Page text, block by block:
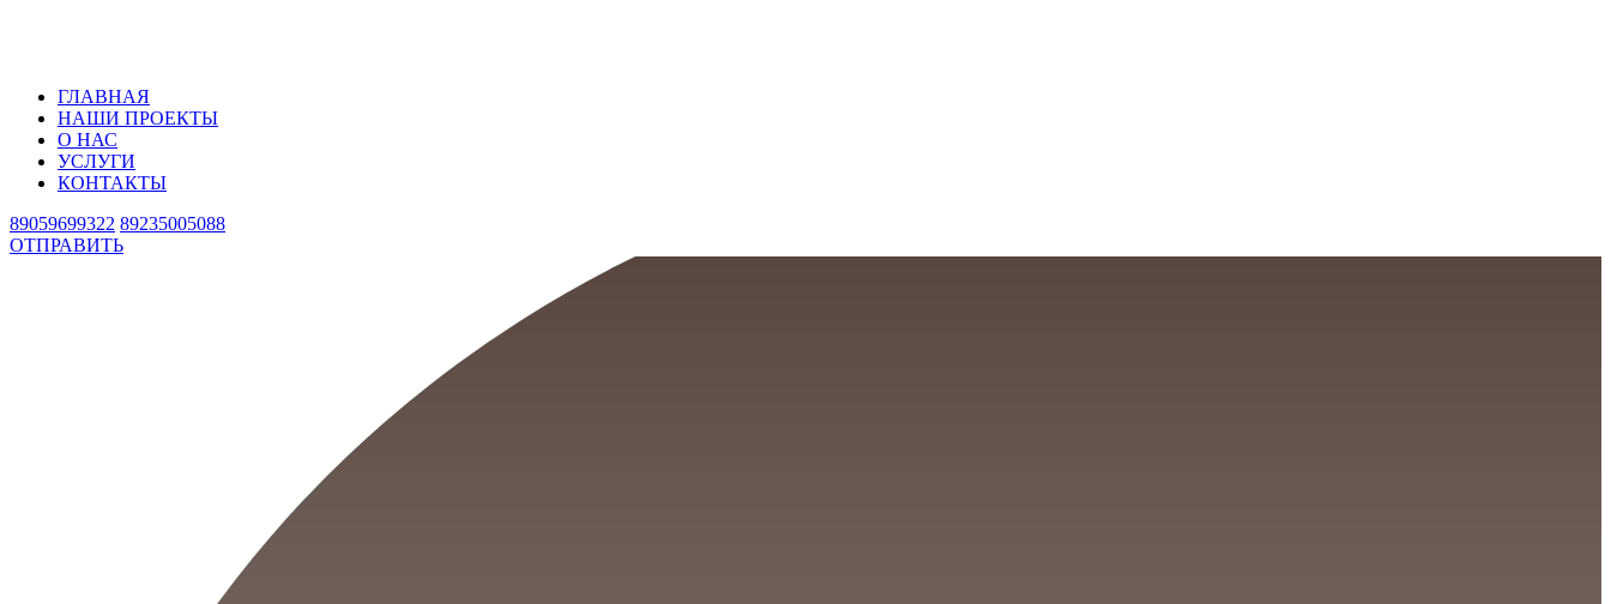
ГЛАВНАЯ
НАШИ ПРОЕКТЫ
О НАС
УСЛУГИ
КОНТАКТЫ
89059699322 89235005088
ОТПРАВИТЬ